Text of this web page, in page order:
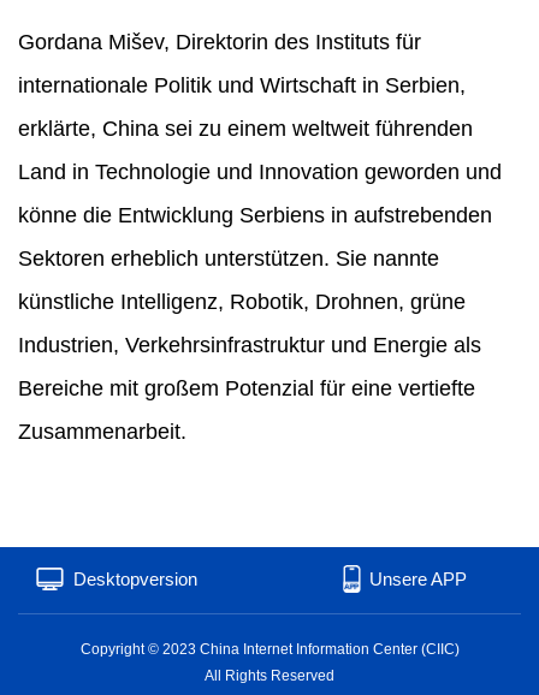
Gordana Mišev, Direktorin des Instituts für
internationale Politik und Wirtschaft in Serbien,
erklärte, China sei zu einem weltweit führenden
Land in Technologie und Innovation geworden und
könne die Entwicklung Serbiens in aufstrebenden
Sektoren erheblich unterstützen. Sie nannte
künstliche Intelligenz, Robotik, Drohnen, grüne
Industrien, Verkehrsinfrastruktur und Energie als
Bereiche mit großem Potenzial für eine vertiefte
Zusammenarbeit.
Desktopversion Unsere APP
Copyright © 2023 China Internet Information Center (CIIC)
All Rights Reserved